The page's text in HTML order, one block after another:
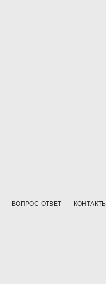
ВОПРОС-ОТВЕТ КОНТАКТЫ